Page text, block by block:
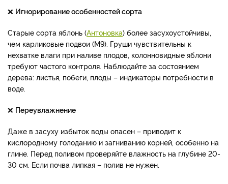
❌ Игнорирование особенностей сорта
Старые сорта яблонь (Антоновка) более засухоустойчивы,
чем карликовые подвои (М9). Груши чувствительны к
нехватке влаги при наливе плодов, колонновидные яблони
требуют частого контроля. Наблюдайте за состоянием
дерева: листья, побеги, плоды – индикаторы потребности в
воде.
❌ Переувлажнение
Даже в засуху избыток воды опасен – приводит к
кислородному голоданию и загниванию корней, особенно на
глине. Перед поливом проверяйте влажность на глубине 20-
30 см. Если почва липкая – полив не нужен.